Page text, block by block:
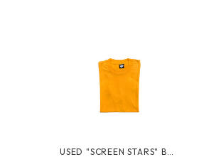
USED "SCREEN STARS" BL